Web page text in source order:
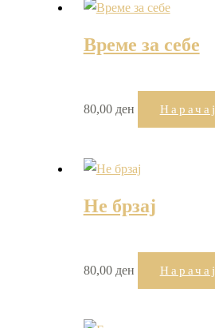
Време за себе
80,00 ден Нарачај
Не брзај
80,00 ден Нарачај